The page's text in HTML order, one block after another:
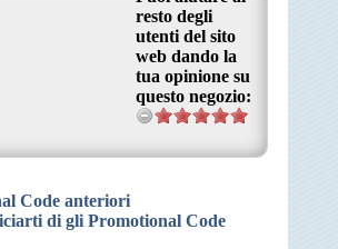
resto degli
utenti del sito
web dando la
tua opinione su
questo negozio:
Code anteriori
di gli Promotional Code